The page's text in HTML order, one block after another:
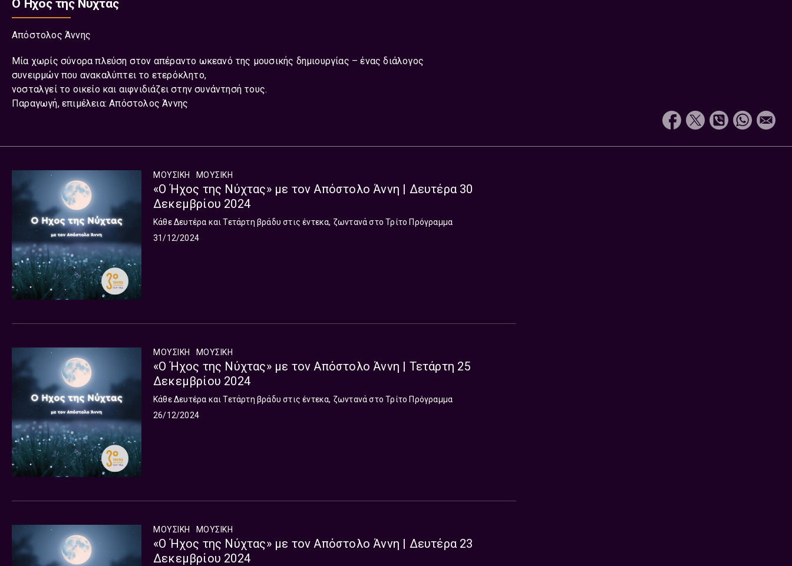
Ο Ήχος της Νύχτας
Απόστολος Άννης
Μία χωρίς σύνορα πλεύση στον απέραντο ωκεανό της μουσικής δημιουργίας – ένας διάλογος
συνειρμών που ανακαλύπτει το ετερόκλητο,
νοσταλγεί το οικείο και αιφνιδιάζει στην συνάντησή τους.
Παραγωγή, επιμέλεια: Απόστολος Άννης
ΜΟΥΣΙΚΗ ΜΟΥΣΙΚΉ
«Ο Ήχος της Νύχτας» με τον Απόστολο Άννη | Δευτέρα 30
Δεκεμβρίου 2024
Κάθε Δευτέρα και Τετάρτη βράδυ στις έντεκα, ζωντανά στο Τρίτο Πρόγραμμα
31/12/2024
ΜΟΥΣΙΚΗ ΜΟΥΣΙΚΉ
«Ο Ήχος της Νύχτας» με τον Απόστολο Άννη | Τετάρτη 25
Δεκεμβρίου 2024
Κάθε Δευτέρα και Τετάρτη βράδυ στις έντεκα, ζωντανά στο Τρίτο Πρόγραμμα
26/12/2024
ΜΟΥΣΙΚΗ ΜΟΥΣΙΚΉ
«Ο Ήχος της Νύχτας» με τον Απόστολο Άννη | Δευτέρα 23
Δεκεμβρίου 2024